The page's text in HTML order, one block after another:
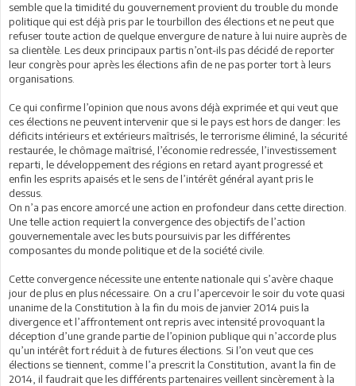
semble que la timidité du gouvernement provient du trouble du monde
politique qui est déjà pris par le tourbillon des élections et ne peut que
refuser toute action de quelque envergure de nature à lui nuire auprès de
sa clientèle. Les deux principaux partis n’ont-ils pas décidé de reporter
leur congrès pour après les élections afin de ne pas porter tort à leurs
organisations.
Ce qui confirme l’opinion que nous avons déjà exprimée et qui veut que
ces élections ne peuvent intervenir que si le pays est hors de danger: les
déficits intérieurs et extérieurs maîtrisés, le terrorisme éliminé, la sécurité
restaurée, le chômage maîtrisé, l’économie redressée, l’investissement
reparti, le développement des régions en retard ayant progressé et
enfin les esprits apaisés et le sens de l’intérêt général ayant pris le
dessus.
On n’a pas encore amorcé une action en profondeur dans cette direction.
Une telle action requiert la convergence des objectifs de l’action
gouvernementale avec les buts poursuivis par les différentes
composantes du monde politique et de la société civile.
Cette convergence nécessite une entente nationale qui s’avère chaque
jour de plus en plus nécessaire. On a cru l’apercevoir le soir du vote quasi
unanime de la Constitution à la fin du mois de janvier 2014 puis la
divergence et l’affrontement ont repris avec intensité provoquant la
déception d’une grande partie de l’opinion publique qui n’accorde plus
qu’un intérêt fort réduit à de futures élections. Si l’on veut que ces
élections se tiennent, comme l’a prescrit la Constitution, avant la fin de
2014, il faudrait que les différents partenaires veillent sincèrement à la